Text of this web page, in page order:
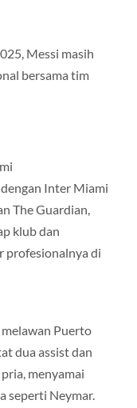
Messi masih
bersama tim
Inter Miami
The Guardian,
klub dan
profesionalnya di
Puerto
dua assist dan
menyamai
seperti Neymar.